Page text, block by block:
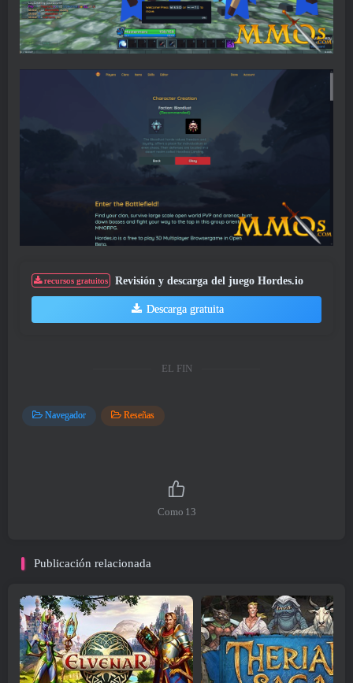
recursos gratuitos Revisión y descarga del juego Hordes.io
Descarga gratuita
EL FIN
Navegador Reseñas
Como 13
Publicación relacionada